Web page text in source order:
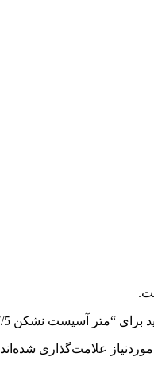
“متر آسیست نشکن 7/5 متری”
علامت‌گذاری شده‌اند